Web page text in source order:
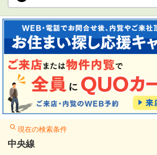
現在の検索条件
中央線